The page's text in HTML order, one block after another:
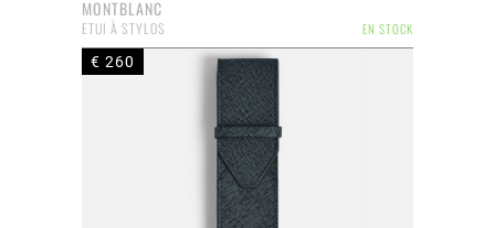
MONTBLANC
EN STOCK
ETUI À STYLOS
€ 260